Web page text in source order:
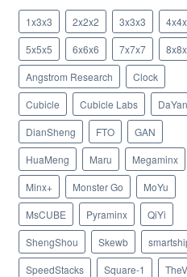
1x3x3 2x2x2 3x3x3
5x5x5
6x6x6 7x7x7
Angstrom Research
Clock
Cubicle
Cubicle Labs
DaYan
DianSheng
FTO
GAN
HuaMeng
Maru
Megaminx
Minx+
Monster Go
MoYu
MsCUBE
Pyraminx
QiYi
ShengShou
Skewb
SpeedStacks
Square-1